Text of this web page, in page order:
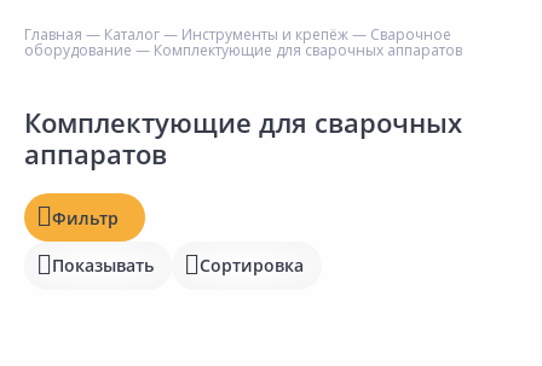
Войти
Регистрация
Недавно просмотренные
Главная — Каталог— Инструменты и крепёж— Сварочное
оборудование — Комплектующие для сварочных аппаратов
Комплектующие для сварочных
аппаратов
Статус
Отзывы
Фильтр
Показывать Сортировка